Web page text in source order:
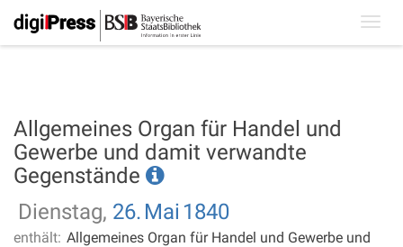
Allgemeines Organ für Handel und
Gewerbe und damit verwandte
Gegenstände
Dienstag, 26. Mai 1840
enthält: Allgemeines Organ für Handel und Gewerbe und